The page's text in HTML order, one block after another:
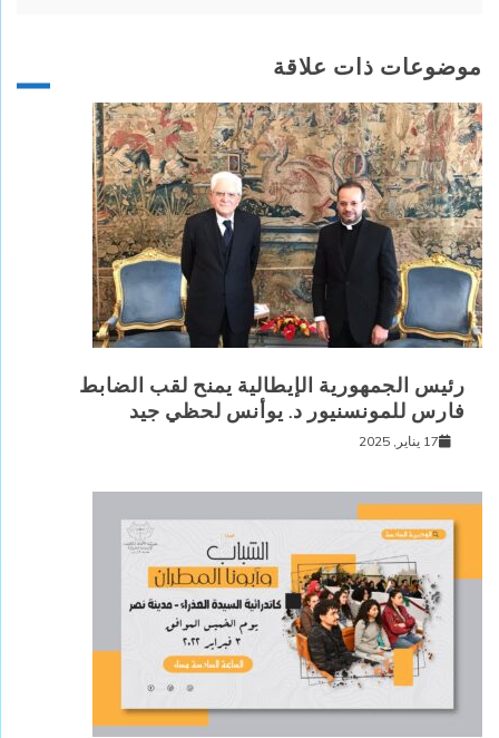
موضوعات ذات علاقة
رئيس الجمهورية الإيطالية يمنح لقب الضابط
فارس للمونسنيور د. يوأنس لحظي جيد
17 يناير, 2025